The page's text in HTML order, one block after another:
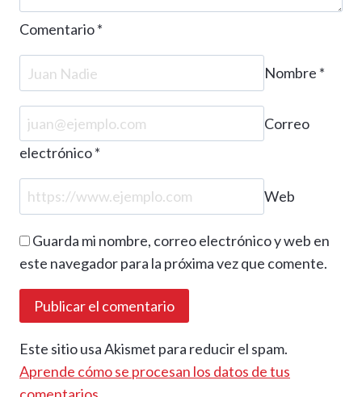
Comentario*
Nombre *
Correo
electrónico*
Web
Guarda mi nombre, correo electrónico y web en
este navegador para la próxima vez que comente.
Este sitio usa Akismet para reducir el spam.
Aprende cómo se procesan los datos de tus